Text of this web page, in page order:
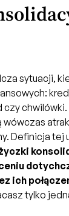
sytuacji,
chwilówki.
Definicja tej
ich
tylko